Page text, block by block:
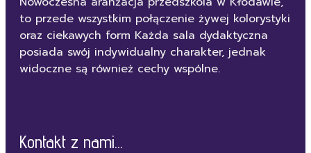
to przede wszystkim połączenie żywej kolorystyki
oraz ciekawych form Każda sala dydaktyczna
posiada swój indywidualny charakter, jednak
widoczne są również cechy wspólne.
Kontakt z nami...